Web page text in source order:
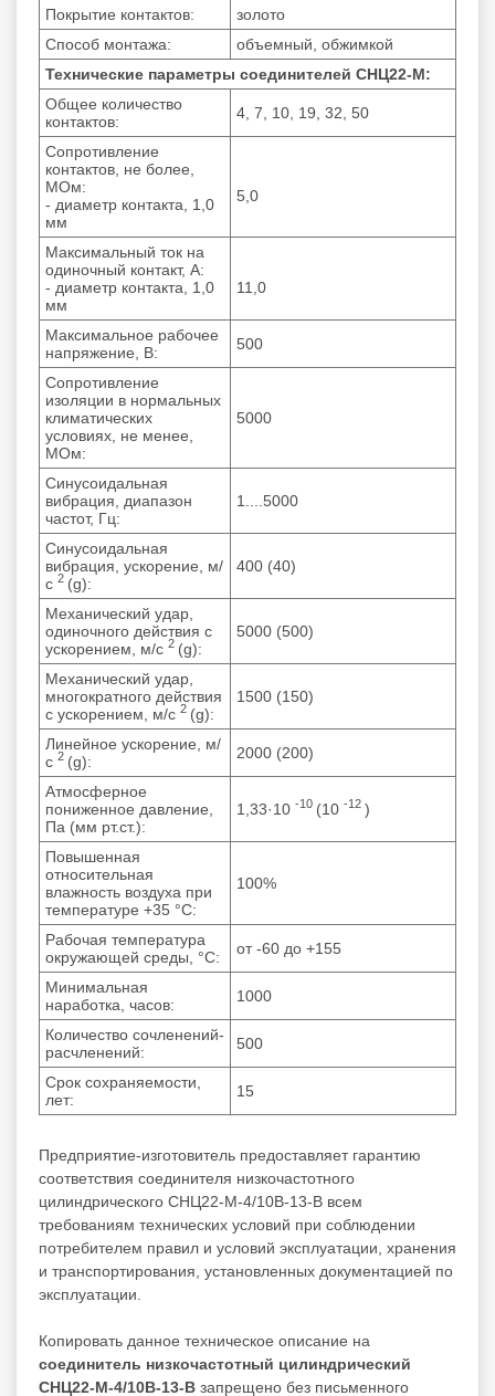
Покрытие контактов:
золото
Способ монтажа:
объемный, обжимкой
Технические параметры соединителей СНЦ22-М:
Общее количество
контактов:
4, 7, 10, 19, 32, 50
Сопротивление
контактов, не более,
МОм:
- диаметр контакта, 1,0
мм
5,0
Максимальный ток на
одиночный контакт, А:
- диаметр контакта, 1,0
мм
11,0
Максимальное рабочее
напряжение, В:
500
Сопротивление
изоляции в нормальных
климатических
условиях, не менее,
МОм:
5000
Синусоидальная
вибрация, диапазон
частот, Гц:
1....5000
Синусоидальная
вибрация, ускорение, м/
с 2 (g):
400 (40)
Механический удар,
одиночного действия с
ускорением, м/с 2 (g):
5000 (500)
Механический удар,
многократного действия
с ускорением, м/с 2 (g):
1500 (150)
Линейное ускорение, м/
с 2 (g): 2000 (200)
Атмосферное
пониженное давление,
Па (мм рт.ст.):
1,33·10 -10 (10 -12 )
Повышенная
относительная
влажность воздуха при
температуре +35 °С:
100%
Рабочая температура
окружающей среды, °C:
от -60 до +155
Минимальная
наработка, часов:
1000
Количество сочленений-
расчленений:
500
Срок сохраняемости,
лет:
15
Предприятие-изготовитель предоставляет гарантию
соответствия соединителя низкочастотного
цилиндрического СНЦ22-М-4/10В-13-В всем
требованиям технических условий при соблюдении
потребителем правил и условий эксплуатации, хранения
и транспортирования, установленных документацией по
эксплуатации.
Копировать данное техническое описание на
соединитель низкочастотный цилиндрический
СНЦ22-М-4/10В-13-В запрещено без письменного